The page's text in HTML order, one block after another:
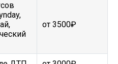
от 3500₽